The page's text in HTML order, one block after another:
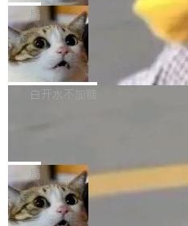
断从他嘴里说出来分量不同。
全球最大的开源 AI 平台，上面跑
型。谁在开源赛道上领先，...
aw 是 Shelley 的作者，一个开源
nt。他最近在博客上写了一篇文章
简单：开发者工具必须开源。 理
由软件情怀，而是一个跟 AI
技术判断。 两行 prompt 就能个
会变成一场开源 Agent 生态的路
DeepSeek Harness 团队负责人
i）在 X 上发帖： 「如果你是
关开源项目的开发者，希望参加
ness 的内测，可以回复或私信联
Harness 负责把能力落到真实环
具、读写文件、管理上下文、处理
环。崔添翼招人的标...
局
商汤 SenseNova U1.5-Lite-
开源
商汤科技宣布面向社区开源轻量级
型的预览版本 SenseNova U1.5-
理解、推理、生成与编辑，还仅以
量大小，将能力推进到4K、更精细
更复杂的视觉控制和可持续迭代编
白开水不加糖
nap。这次是 hwctl——一个用来检
硬件认证状态的命令行工具。
Alan Griffiths 在邮件列表中说得很
局
Dario Amodei 担心新人来